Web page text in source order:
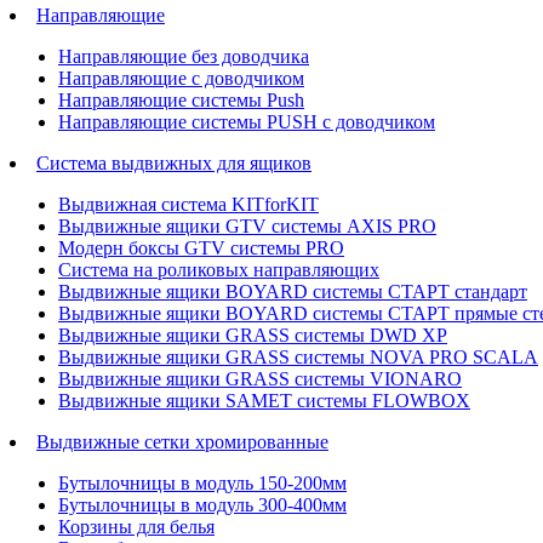
Направляющие
Направляющие без доводчика
Направляющие с доводчиком
Направляющие системы Push
Направляющие системы PUSH с доводчиком
Система выдвижных для ящиков
Выдвижная система KITforKIT
Выдвижные ящики GTV системы AXIS PRO
Модерн боксы GTV системы PRO
Система на роликовых направляющих
Выдвижные ящики BOYARD системы СТАРТ стандарт
Выдвижные ящики BOYARD системы СТАРТ прямые
Выдвижные ящики GRASS системы DWD XP
Выдвижные ящики GRASS системы NOVA PRO SCALA
Выдвижные ящики GRASS системы VIONARO
Выдвижные ящики SAMET системы FLOWBOX
Выдвижные сетки хромированные
Бутылочницы в модуль 150-200мм
Бутылочницы в модуль 300-400мм
Корзины для белья